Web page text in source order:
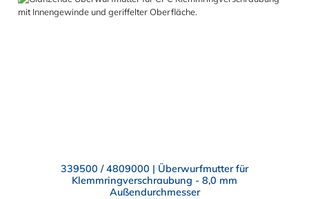
339500 / 4809000 | Überwurfmutter für
Klemmringverschraubung - 8,0 mm
Außendurchmesser